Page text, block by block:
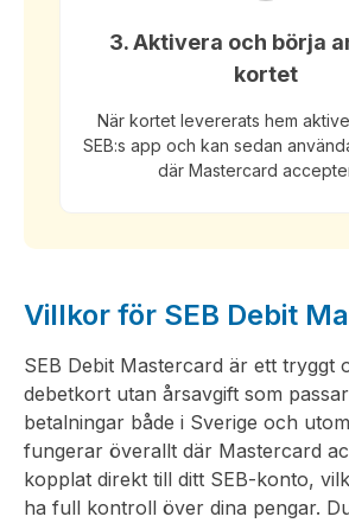
3. Aktivera och börja
kortet
När kortet levererats hem
SEB:s app och kan sedan
där Mastercard
Villkor för SEB Debit
SEB Debit Mastercard är ett tryggt
debetkort utan årsavgift som
betalningar både i Sverige och
fungerar överallt där Mastercard
kopplat direkt till ditt SEB-konto,
ha full kontroll över dina pengar.